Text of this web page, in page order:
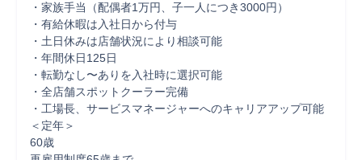
・家族手当（配偶者1万円、子一人につき3000円）
・有給休暇は入社日から付与
・土日休みは店舗状況により相談可能
・年間休日125日
・転勤なし〜ありを入社時に選択可能
・全店舗スポットクーラー完備
・工場長、サービスマネージャーへのキャリアアップ可能
＜定年＞
60歳